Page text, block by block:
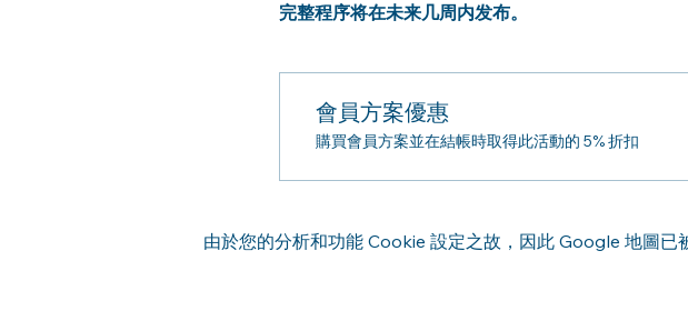
完整程序将在未来几周内发布。
會員方案優惠
購買會員方案並在結帳時取得此活動的 5% 折扣
由於您的分析和功能 Cookie 設定之故，因此 Google 地圖已